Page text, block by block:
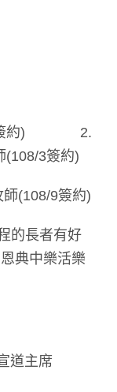
1簽約) 2.
(108/3簽約)
(108/9簽約)
的長者有好
典中樂活樂
道主席